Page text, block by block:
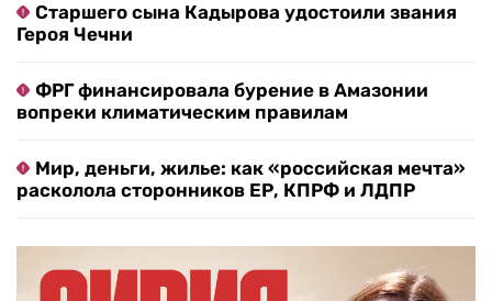
Старшего сына Кадырова удостоили звания
Героя Чечни
ФРГ финансировала бурение в Амазонии
вопреки климатическим правилам
Мир, деньги, жилье: как «российская мечта»
расколола сторонников ЕР, КПРФ и ЛДПР